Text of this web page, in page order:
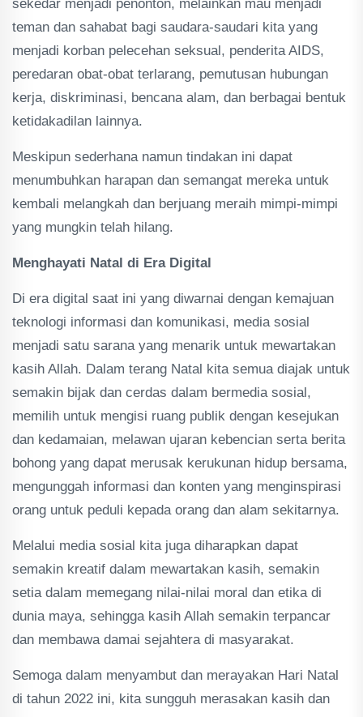
sekedar menjadi penonton, melainkan mau menjadi
teman dan sahabat bagi saudara-saudari kita yang
menjadi korban pelecehan seksual, penderita AIDS,
peredaran obat-obat terlarang, pemutusan hubungan
kerja, diskriminasi, bencana alam, dan berbagai bentuk
ketidakadilan lainnya.
Meskipun sederhana namun tindakan ini dapat
menumbuhkan harapan dan semangat mereka untuk
kembali melangkah dan berjuang meraih mimpi-mimpi
yang mungkin telah hilang.
Menghayati Natal di Era Digital
Di era digital saat ini yang diwarnai dengan kemajuan
teknologi informasi dan komunikasi, media sosial
menjadi satu sarana yang menarik untuk mewartakan
kasih Allah. Dalam terang Natal kita semua diajak untuk
semakin bijak dan cerdas dalam bermedia sosial,
memilih untuk mengisi ruang publik dengan kesejukan
dan kedamaian, melawan ujaran kebencian serta berita
bohong yang dapat merusak kerukunan hidup bersama,
mengunggah informasi dan konten yang menginspirasi
orang untuk peduli kepada orang dan alam sekitarnya.
Melalui media sosial kita juga diharapkan dapat
semakin kreatif dalam mewartakan kasih, semakin
setia dalam memegang nilai-nilai moral dan etika di
dunia maya, sehingga kasih Allah semakin terpancar
dan membawa damai sejahtera di masyarakat.
Semoga dalam menyambut dan merayakan Hari Natal
di tahun 2022 ini, kita sungguh merasakan kasih dan